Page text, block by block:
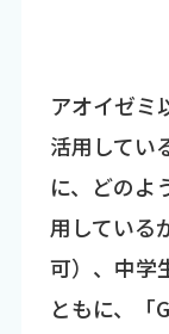
アオイゼミ
活用してい
に、どのよ
用している
可）、中学
ともに、「